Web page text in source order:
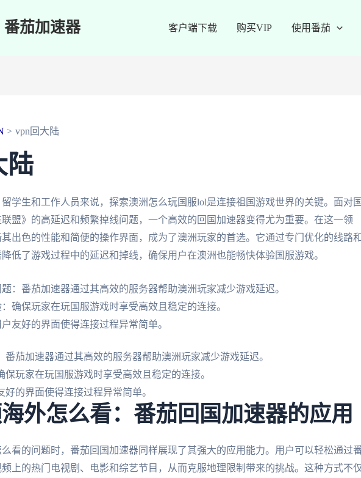
番茄加速器 客户端下载 购买VIP 使用番茄
vpn回大陆
陆
学生和工作人员来说，探索澳洲怎么玩国服lol是连接祖国游戏世界的关键。面对国
盟》的高延迟和频繁掉线问题，一个高效的回国加速器变得尤为重要。在这一领
出色的性能和简便的操作界面，成为了澳洲玩家的首选。它通过专门优化的线路和
低了游戏过程中的延迟和掉线，确保用户在澳洲也能畅快体验国服游戏。
：番茄加速器通过其高效的服务器帮助澳洲玩家减少游戏延迟。
确保玩家在玩国服游戏时享受高效且稳定的连接。
友好的界面使得连接过程异常简单。
番茄加速器通过其高效的服务器帮助澳洲玩家减少游戏延迟。
保玩家在玩国服游戏时享受高效且稳定的连接。
好的界面使得连接过程异常简单。
外怎么看：番茄回国加速器的应用
看的问题时，番茄回国加速器同样展现了其强大的应用能力。用户可以轻松通过
上的热门电视剧、电影和综艺节目，从而克服地理限制带来的挑战。这种方式不